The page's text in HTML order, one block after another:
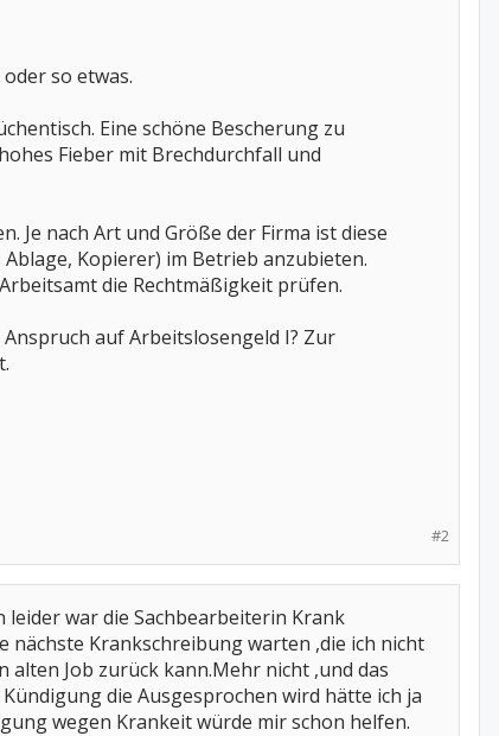
so etwas.
Eine schöne Bescherung zu
Fieber mit Brechdurchfall und
Je nach Art und Größe der Firma ist diese
Kopierer) im Betrieb anzubieten.
die Rechtmäßigkeit prüfen.
auf Arbeitslosengeld I? Zur
#2
leider war die Sachbearbeiterin Krank
nächste Krankschreibung warten ,die ich nicht
alten Job zurück kann.Mehr nicht ,und das
die Ausgesprochen wird hätte ich ja
wegen Krankeit würde mir schon helfen.